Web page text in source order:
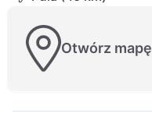
Otwórz mapę